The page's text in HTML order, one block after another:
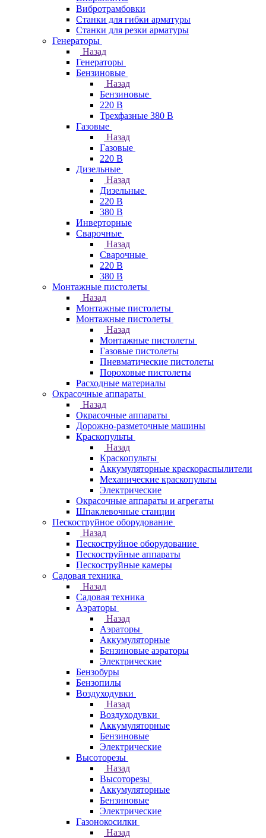
Вибротрамбовки
Станки для гибки арматуры
Станки для резки арматуры
Генераторы
Назад
Генераторы
Бензиновые
Назад
Бензиновые
220 В
Трехфазные 380 В
Газовые
Назад
Газовые
220 В
Дизельные
Назад
Дизельные
220 В
380 В
Инверторные
Сварочные
Назад
Сварочные
220 В
380 В
Монтажные пистолеты
Назад
Монтажные пистолеты
Монтажные пистолеты
Назад
Монтажные пистолеты
Газовые пистолеты
Пневматические пистолеты
Пороховые пистолеты
Расходные материалы
Окрасочные аппараты
Назад
Окрасочные аппараты
Дорожно-разметочные машины
Краскопульты
Назад
Краскопульты
Аккумуляторные краскораспылители
Механические краскопульты
Электрические
Окрасочные аппараты и агрегаты
Шпаклевочные станции
Пескоструйное оборудование
Назад
Пескоструйное оборудование
Пескоструйные аппараты
Пескоструйные камеры
Садовая техника
Назад
Садовая техника
Аэраторы
Назад
Аэраторы
Аккумуляторные
Бензиновые аэраторы
Электрические
Бензобуры
Бензопилы
Воздуходувки
Назад
Воздуходувки
Аккумуляторные
Бензиновые
Электрические
Высоторезы
Назад
Высоторезы
Аккумуляторные
Бензиновые
Электрические
Газонокосилки
Назад